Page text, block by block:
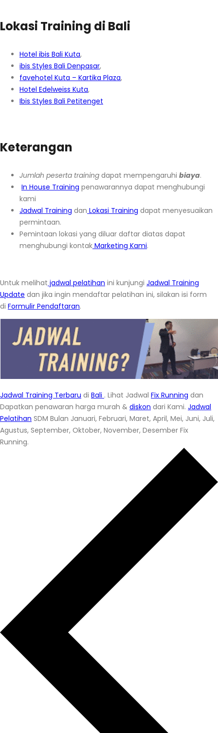
Lokasi Training di Bali
Hotel ibis Bali Kuta,
ibis Styles Bali Denpasar,
favehotel Kuta – Kartika Plaza,
Hotel Edelweiss Kuta,
Ibis Styles Bali Petitenget
Keterangan
Jumlah peserta training dapat mempengaruhi biaya.
In House Training penawarannya dapat menghubungi
kami
Jadwal Training dan Lokasi Training dapat menyesuaikan
permintaan.
Pemintaan lokasi yang diluar daftar diatas dapat
menghubungi kontak Marketing Kami.
Untuk melihat jadwal pelatihan ini kunjungi Jadwal Training
Update dan jika ingin mendaftar pelatihan ini, silakan isi form
di Formulir Pendaftaran.
Jadwal Training Terbaru di Bali . Lihat Jadwal Fix Running dan
Dapatkan penawaran harga murah & diskon dari Kami. Jadwal
Pelatihan SDM Bulan Januari, Februari, Maret, April, Mei, Juni, Juli,
Agustus, September, Oktober, November, Desember Fix
Running.